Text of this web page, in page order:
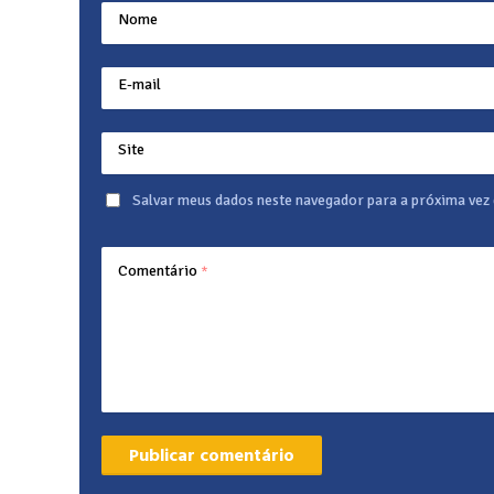
Nome
E-mail
Site
Salvar meus dados neste navegador para a próxima
Comentário *